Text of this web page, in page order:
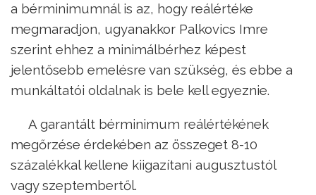
a bérminimumnál is az, hogy reálértéke
megmaradjon, ugyanakkor Palkovics Imre
szerint ehhez a minimálbérhez képest
jelentősebb emelésre van szükség, és ebbe a
munkáltatói oldalnak is bele kell egyeznie.
A garantált bérminimum reálértékének
megőrzése érdekében az összeget 8-10
százalékkal kellene kiigazítani augusztustól
vagy szeptembertől.